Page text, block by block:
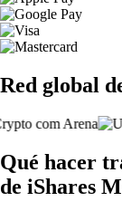
Red global
Qué hacer
de iShares